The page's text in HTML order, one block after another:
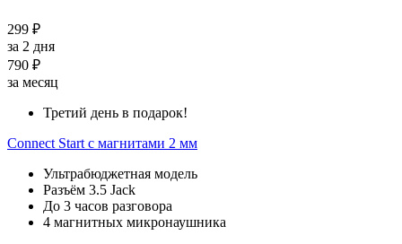
299 ₽
за 2 дня
790 ₽
за месяц
Третий день в подарок!
Connect Start с магнитами 2 мм
Ультрабюджетная модель
Разъём 3.5 Jack
До 3 часов разговора
4 магнитных микронаушника